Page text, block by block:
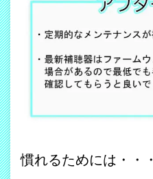
慣れるためには・・・